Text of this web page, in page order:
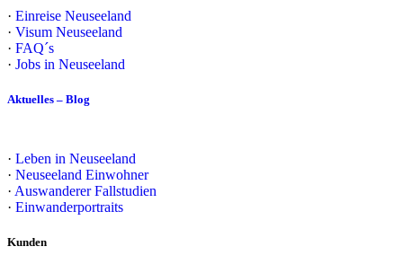
· Einreise Neuseeland
· Visum Neuseeland
· FAQ´s
· Jobs in Neuseeland
Aktuelles – Blog
· Leben in Neuseeland
· Neuseeland Einwohner
· Auswanderer Fallstudien
· Einwanderportraits
Kunden